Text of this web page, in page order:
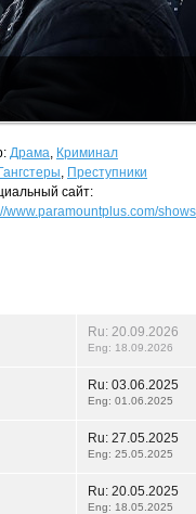
Драма, Криминал
Гангстеры, Преступники
сайт:
www.paramountplus.com/
Ru: 20.09.2026
Eng: 18.09.2026
Ru: 03.06.2025
Eng: 01.06.2025
Ru: 27.05.2025
Eng: 25.05.2025
Ru: 20.05.2025
Eng: 18.05.2025